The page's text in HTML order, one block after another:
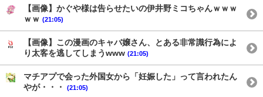
【画像】かぐや様は告らせたいの伊井野ミコちゃんｗｗｗ
ｗｗ (21:05)
【画像】この漫画のキャバ嬢さん、とある非常識行為によ
り太客を逃してしまうwww (21:05)
マチアプで会った外国女から「妊娠した」って言われたん
やが・・・
(21:05)